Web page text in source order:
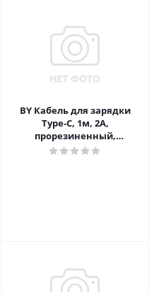
BY Кабель для зарядки
Type-C, 1м, 2А,
прорезиненный,
оранжевый